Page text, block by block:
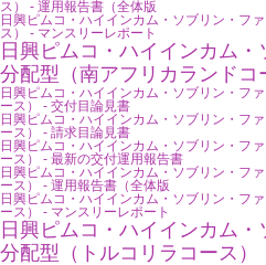
ス） - 運用報告書（全体版
日興ピムコ・ハイインカム・ソブリン・フ
ス） - マンスリーレポート
日興ピムコ・ハイインカム・
分配型（南アフリカランドコ
日興ピムコ・ハイインカム・ソブリン・フ
ース） - 交付目論見書
日興ピムコ・ハイインカム・ソブリン・フ
ース） - 請求目論見書
日興ピムコ・ハイインカム・ソブリン・フ
ース） - 最新の交付運用報告書
日興ピムコ・ハイインカム・ソブリン・フ
ース） - 運用報告書（全体版
日興ピムコ・ハイインカム・ソブリン・フ
ース） - マンスリーレポート
日興ピムコ・ハイインカム・
分配型（トルコリラコース）